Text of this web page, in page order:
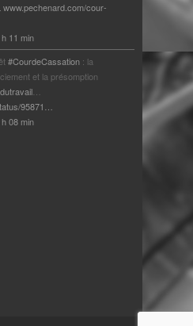
www.pechenard.com/cour-
11 min
#CourdeCassation : la
et la présomption
…
95871…
08 min